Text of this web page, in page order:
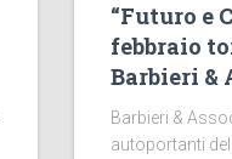
“Futuro e
febbraio
Barbieri &
Barbieri &
autoportanti